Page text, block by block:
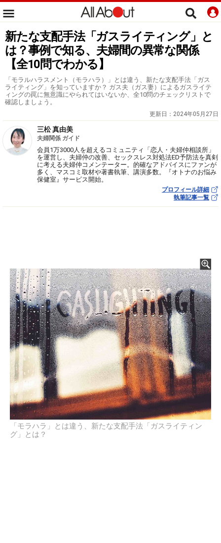
新たな支配手法「ガスライティング」と
は？事例で知る、夫婦間の異常な関係
【全10問でわかる】
「モラルハラスメント（モラハラ）」とは違う、新たな支配手法「ガス
ライティング」を知っていますか？ ガス夫（ガス妻）によるガスライテ
ィングの罠に無意識にやられてはいないか、全10問のチェックリストで
確認しましょう。
更新日： 2024年05月27日
三松 真由美
夫婦関係 ガイド
会員1万3000人を超えるコミュニティ「恋人・夫婦仲相談所」
を運営し、夫婦仲の改善、セックスレス対処法ED予防法を真剣
に考える夫婦仲コメンテーター。的確なアドバイスにファンが
多く、マスコミ取材や著書執筆、講演多数。『オトナのお悩み
保健室』サービス開始。
プロフィール詳細
執筆記事一覧
「モラハラ」とは違う、新たな支配手法「ガスライティン
グ」とは？